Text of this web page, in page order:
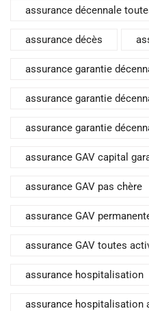
assurance décennale
assurance décès
assurance garantie
assurance garantie
assurance garantie
assurance GAV capital
assurance GAV pas chère
assurance GAV
assurance GAV toutes
assurance hospitalisation
assurance hospitalisation